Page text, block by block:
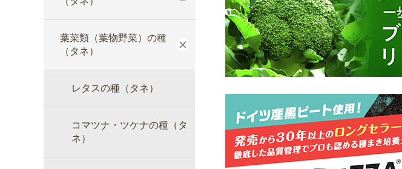
葉菜類（葉物野菜）の種
（タネ）
レタスの種（タネ）
コマツナ・ツケナの種（タ
ネ）